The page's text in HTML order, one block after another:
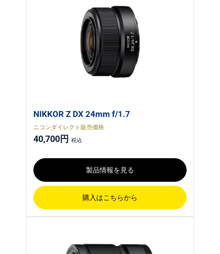
NIKKOR Z DX 24mm f/1.7
ニコンダイレクト販売価格
40,700円
製品情報を見る
購入はこちらから